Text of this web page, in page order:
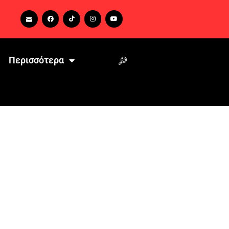
Περισσότερα